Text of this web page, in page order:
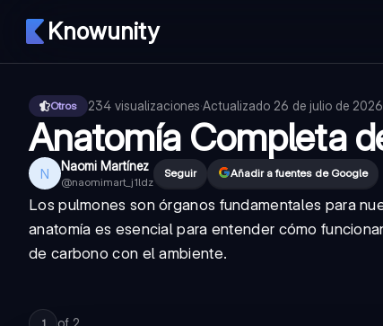
Knowunity
Otros 234 visualizaciones·Actualizado 26 de julio de 2026
Anatomía Completa
N Naomi Martínez
@naomimart_j1ldz
Seguir Añadir a fuentes de Google
Los pulmones son órganos fundamentales para
anatomía es esencial para entender cómo
de carbono con el ambiente.
1 of 2